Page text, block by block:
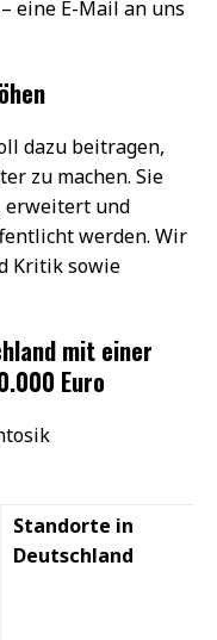
eine E-Mail an uns
dazu beitragen,
zu machen. Sie
erweitert und
werden. Wir
Kritik sowie
mit einer
Euro
Standorte in
Deutschland